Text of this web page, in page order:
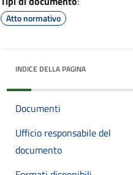
Atto normativo
INDICE DELLA PAGINA
Documenti
Ufficio responsabile del
documento